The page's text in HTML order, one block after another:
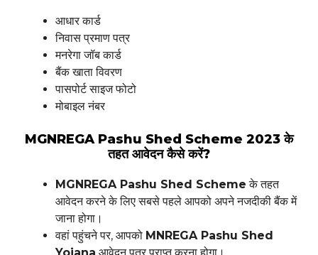
आधार कार्ड
निवास प्रमाण पत्र
मनरेगा जॉब कार्ड
बैंक खाता विवरण
पासपोर्ट साइज फोटो
मोबाइल नंबर
MGNREGA Pashu Shed Scheme 2023 के
तहत आवेदन कैसे करें?
MGNREGA Pashu Shed Scheme के तहत
आवेदन करने के लिए सबसे पहले आपको अपने नजदीकी बैंक में
जाना होगा।
वहां पहुंचने पर, आपको MNREGA Pashu Shed